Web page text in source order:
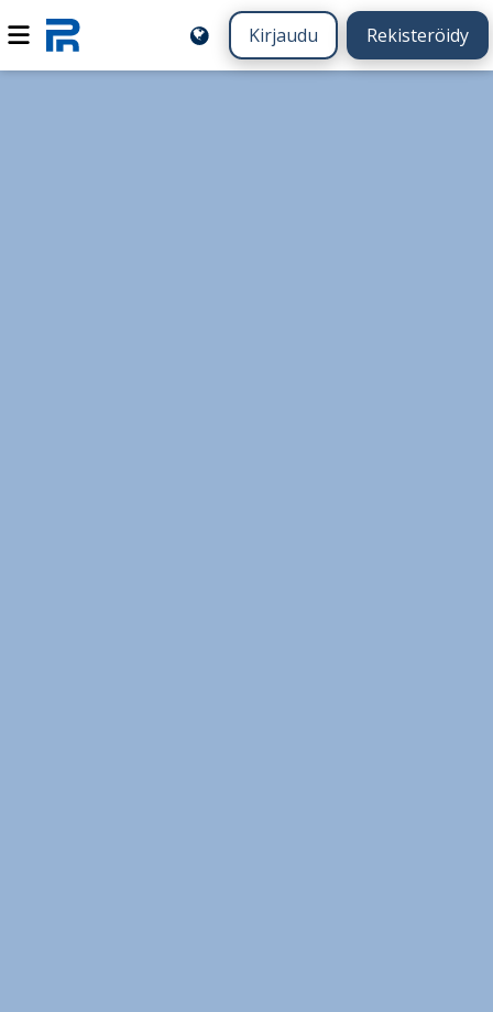
Kirjaudu Rekisteröidy